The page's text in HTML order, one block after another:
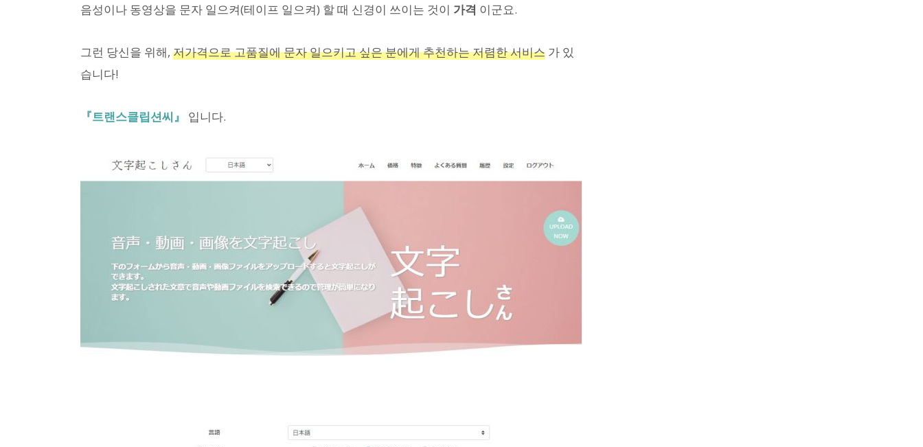
음성이나 동영상을 문자 일으켜(테이프 일으켜) 할 때 신경이 쓰이는 것이 가격 이군요.
그런 당신을 위해, 저가격으로 고품질에 문자 일으키고 싶은 분에게 추천하는 저렴한 서비스 가 있
습니다!
『트랜스클립션씨』 입니다.